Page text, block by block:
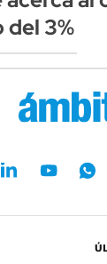
del 3%